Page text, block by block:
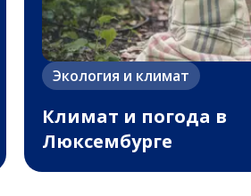
Экология и климат
Климат и погода в
Люксембурге